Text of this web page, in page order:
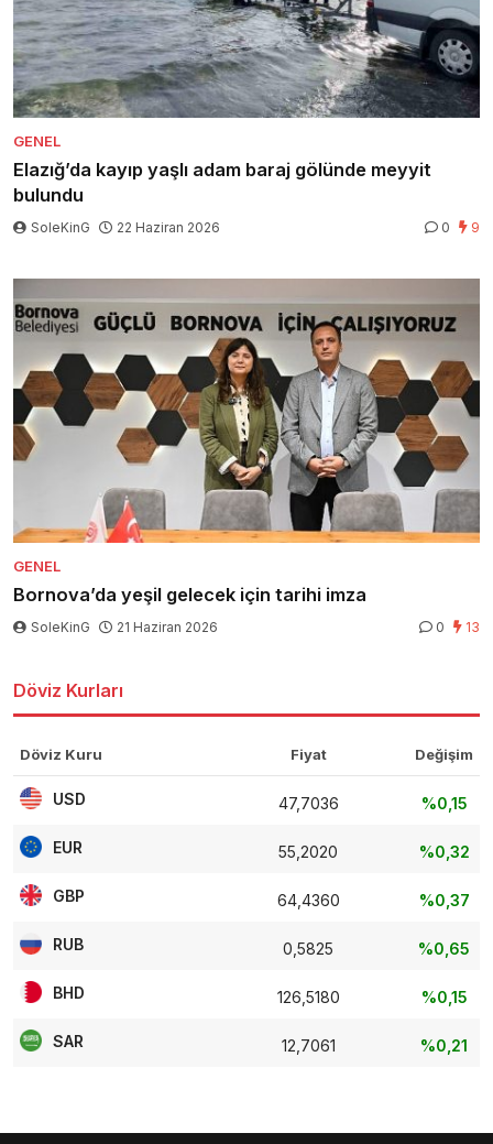
GENEL
Elazığ’da kayıp yaşlı adam baraj gölünde meyyit
bulundu
SoleKinG 22 Haziran 2026 0 9
GENEL
Bornova’da yeşil gelecek için tarihi imza
SoleKinG 21 Haziran 2026 0 13
Döviz Kurları
Döviz Kuru Fiyat Değişim
USD 47,7036 %0,15
EUR 55,2020 %0,32
GBP 64,4360 %0,37
RUB 0,5825 %0,65
BHD 126,5180 %0,15
SAR 12,7061 %0,21